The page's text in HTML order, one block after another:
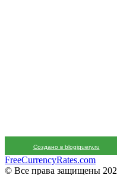
Создано в blogjquery.ru
FreeCurrencyRates.com
© Все права защищены